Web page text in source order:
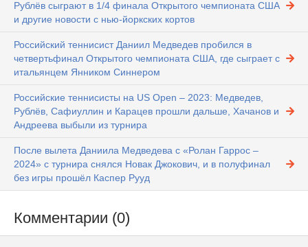
Рублёв сыграют в 1/4 финала Открытого чемпионата США
и другие новости с нью-йоркских кортов
Российский теннисист Даниил Медведев пробился в
четвертьфинал Открытого чемпионата США, где сыграет с
итальянцем Янником Синнером
Российские теннисисты на US Open – 2023: Медведев,
Рублёв, Сафиуллин и Карацев прошли дальше, Хачанов и
Андреева выбыли из турнира
После вылета Даниила Медведева с «Ролан Гаррос –
2024» с турнира снялся Новак Джокович, и в полуфинал
без игры прошёл Каспер Рууд
Комментарии (0)